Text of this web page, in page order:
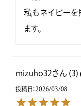
私もネイビー
ます。
mizuho32 3
投稿日 2026/03/08